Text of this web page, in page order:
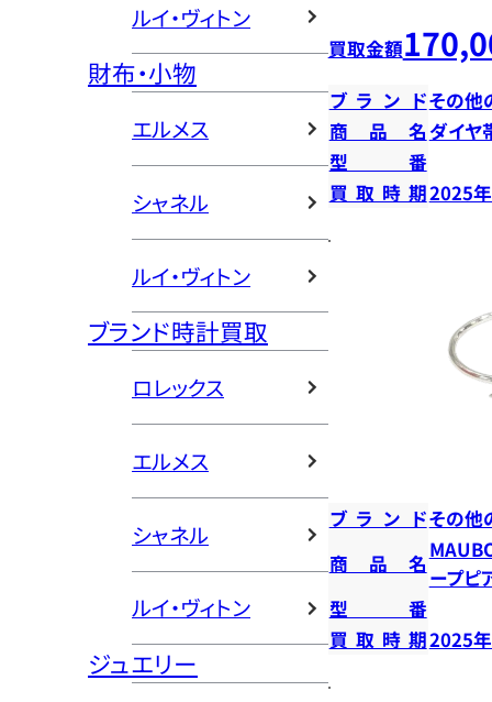
ルイ・ヴィトン
財布・小物
エルメス
シャネル
ルイ・ヴィトン
ブランド時計買取
ロレックス
エルメス
シャネル
ルイ・ヴィトン
ジュエリー
買取金額
ブランドその他
商品名ダイヤ
型番
買取時期2025
ブランドその他
商品名
ープピ
型番
買取時期2025